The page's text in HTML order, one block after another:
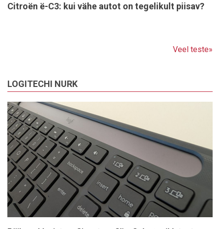
Citroën ë-C3: kui vähe autot on tegelikult piisav?
Veel teste»
LOGITECHI NURK